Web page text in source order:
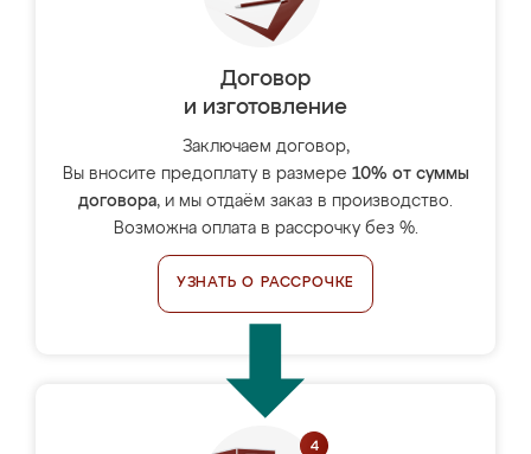
Договор
и изготовление
Заключаем договор,
Вы вносите предоплату в размере 10% от суммы
договора, и мы отдаём заказ в производство.
Возможна оплата в рассрочку без %.
УЗНАТЬ О РАССРОЧКЕ